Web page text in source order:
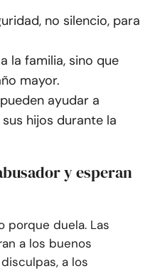
no silencio, para
la familia, sino que
mayor.
ayudar a
hijos durante la
y esperan
porque duela. Las
a los buenos
a los